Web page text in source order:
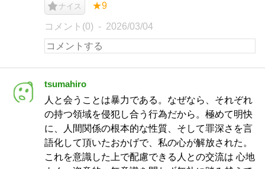
ナイス ★9
コメント(0) 2026/03/04
tsumahiro
人と会うことは暴力である。なぜなら、それぞれ
の持つ領域を侵犯し合う行為だから。極めて明快
に、人間関係の根本的な性質、そして罪深さを言
語化して頂いたおかげで、私の心が解放された。
これを意識した上で配慮できる人との交流は 心地